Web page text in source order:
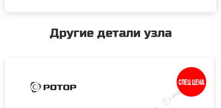
Другие детали узла
Спец цена